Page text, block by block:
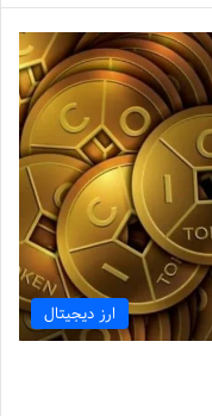
ارز دیجیتال